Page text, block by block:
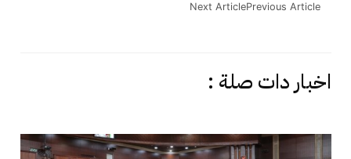
Previous Article
Next Article
اخبار دات صلة :